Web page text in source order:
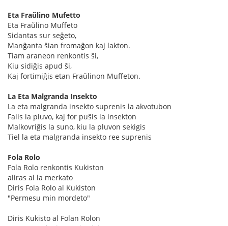
Eta Fraŭlino Mufetto
Eta Fraŭlino Muffeto
Sidantas sur seĝeto,
Manĝanta ŝian fromaĝon kaj lakton.
Tiam araneon renkontis ŝi,
Kiu sidiĝis apud ŝi,
Kaj fortimiĝis etan Fraŭlinon Muffeton.
La Eta Malgranda Insekto
La eta malgranda insekto suprenis la akvotubon
Falis la pluvo, kaj for puŝis la insekton
Malkovriĝis la suno, kiu la pluvon sekigis
Tiel la eta malgranda insekto ree suprenis
Fola Rolo
Fola Rolo renkontis Kukiston
aliras al la merkato
Diris Fola Rolo al Kukiston
"Permesu min mordeto"
Diris Kukisto al Folan Rolon